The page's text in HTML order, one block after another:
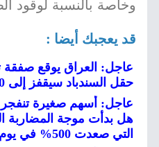
وخاصة بالنسبة لوقود
قد يعجبك أيضا :
عاجل: العراق يوقع صفقة
حقل السندباد سيقفز إلى 100 ألف برميل يومياً!
عاجل: أسهم صغيرة
هل بدأت موجة المضاربة
التي صعدت 500% في يوم واحد!